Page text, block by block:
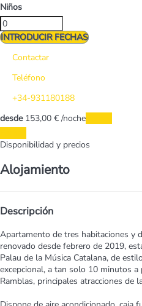
Niños
INTRODUCIR FECHAS
Contactar
Teléfono
+34-931180188
desde153,00 € /noche
Disponibilidad y precios
Alojamiento
Descripción
Apartamento de tres habitaciones y
renovado desde febrero de 2019,
Palau de la Música Catalana, de
excepcional, a tan solo 10 minutos a
Ramblas, principales atracciones de